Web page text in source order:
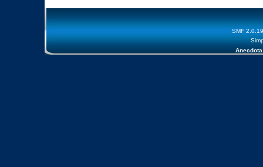
SMF 2.0.19
Anecdota